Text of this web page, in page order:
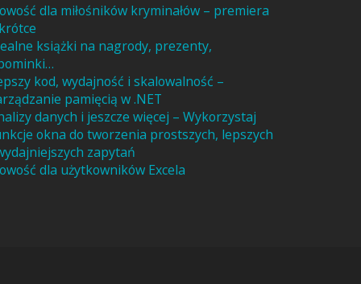
dla miłośników kryminałów – premiera
książki na nagrody, prezenty,
kod, wydajność i skalowalność –
pamięcią w .NET
danych i jeszcze więcej – Wykorzystaj
okna do tworzenia prostszych, lepszych
zapytań
dla użytkowników Excela